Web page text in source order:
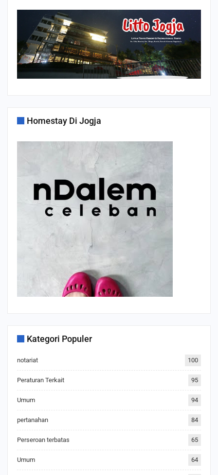
Homestay Di Jogja
Kategori Populer
notariat 100
Peraturan Terkait 95
Umum 94
pertanahan 84
Perseroan terbatas 65
Umum 64